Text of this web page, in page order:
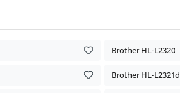
Brother HL-L2320
Brother HL-L2321d